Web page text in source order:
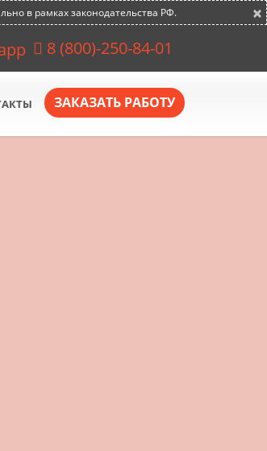
×
в рамках законодательства РФ.
8 (800)-250-84-01
ЗАКАЗАТЬ РАБОТУ